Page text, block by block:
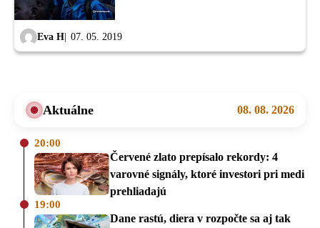
Eva H 07. 05. 2019
Aktuálne 08. 08. 2026
20:00
Červené zlato prepísalo rekordy: 4
varovné signály, ktoré investori pri medi
prehliadajú
19:00
Dane rastú, diera v rozpočte sa aj tak